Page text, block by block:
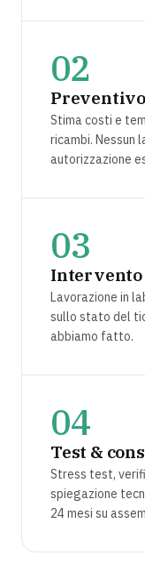
02
Preventivo
Stima costi e
ricambi. Nessun
autorizzazione
03
Intervento
Lavorazione in
sullo stato del
abbiamo fatto.
04
Test &
Stress test,
spiegazione
24 mesi su